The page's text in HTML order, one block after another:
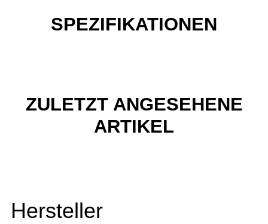
SPEZIFIKATIONEN
ZULETZT ANGESEHENE
ARTIKEL
Hersteller